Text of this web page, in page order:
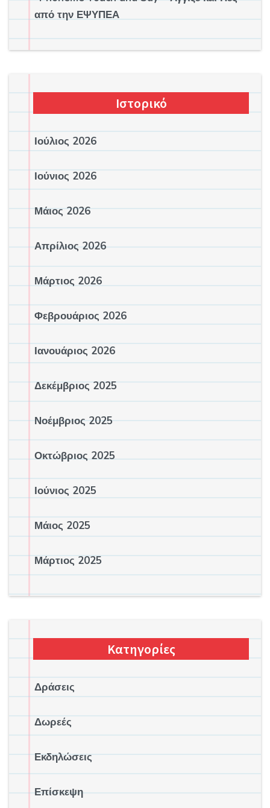
από την ΕΨΥΠΕΑ
Ιστορικό
Ιούλιος 2026
Ιούνιος 2026
Μάιος 2026
Απρίλιος 2026
Μάρτιος 2026
Φεβρουάριος 2026
Ιανουάριος 2026
Δεκέμβριος 2025
Νοέμβριος 2025
Οκτώβριος 2025
Ιούνιος 2025
Μάιος 2025
Μάρτιος 2025
Κατηγορίες
Δράσεις
Δωρεές
Εκδηλώσεις
Επίσκεψη